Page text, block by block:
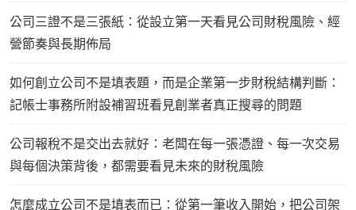
公司三證不是三張紙：從設立第一天看見公司財稅風險、經
營節奏與長期佈局
如何創立公司不是填表題，而是企業第一步財稅結構判斷：
記帳士事務所附設補習班看見創業者真正搜尋的問題
公司報稅不是交出去就好：老闆在每一張憑證、每一次交易
與每個決策背後，都需要看見未來的財稅風險
怎麼成立公司不是填表而已：從第一筆收入開始，把公司架